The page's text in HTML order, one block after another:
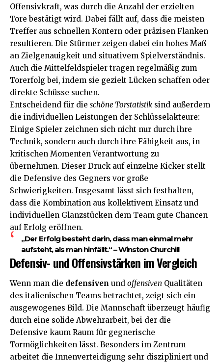
Offensivkraft, was durch die Anzahl der erzielten
Tore bestätigt wird. Dabei fällt auf, dass die meisten
Treffer aus schnellen Kontern oder präzisen Flanken
resultieren. Die Stürmer zeigen dabei ein hohes Maß
an Zielgenauigkeit und situativem Spielverständnis.
Auch die Mittelfeldspieler tragen regelmäßig zum
Torerfolg bei, indem sie gezielt Lücken schaffen oder
direkte Schüsse suchen.
Entscheidend für die schöne Torstatistik sind außerdem
die individuellen Leistungen der Schlüsselakteure:
Einige Spieler zeichnen sich nicht nur durch ihre
Technik, sondern auch durch ihre Fähigkeit aus, in
kritischen Momenten Verantwortung zu
übernehmen. Dieser Druck auf einzelne Kicker stellt
die Defensive des Gegners vor große
Schwierigkeiten. Insgesamt lässt sich festhalten,
dass die Kombination aus kollektivem Einsatz und
individuellen Glanzstücken dem Team gute Chancen
auf Erfolg eröffnen.
„Der Erfolg besteht darin, dass man einmal mehr
aufsteht, als man hinfällt.“ – Winston Churchill
Defensiv- und Offensivstärken im Vergleich
Wenn man die defensiven und offensiven Qualitäten
des italienischen Teams betrachtet, zeigt sich ein
ausgewogenes Bild. Die Mannschaft überzeugt häufig
durch eine solide Abwehrarbeit, bei der die
Defensive kaum Raum für gegnerische
Tormöglichkeiten lässt. Besonders im Zentrum
arbeitet die Innenverteidigung sehr diszipliniert und